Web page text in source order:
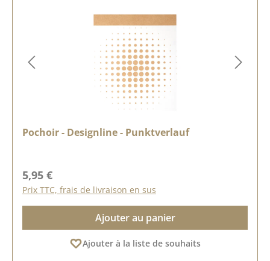
Pochoir - Designline - Punktverlauf
Prix régulier :
5,95 €
Prix TTC, frais de livraison en sus
Ajouter au panier
Ajouter à la liste de souhaits